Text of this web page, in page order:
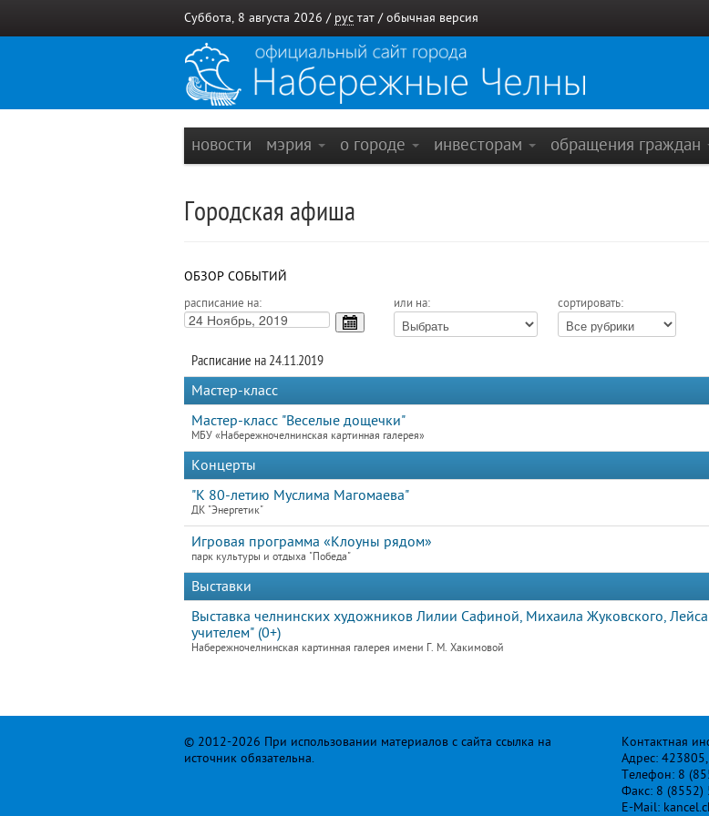
Суббота, 8 августа 2026 / рус тат / обычная версия
новости мэрия о городе инвесторам обращения граждан
Городская афиша
ОБЗОР СОБЫТИЙ
расписание на: или на: сортировать:
Расписание на 24.11.2019
Мастер-класс
Мастер-класс "Веселые дощечки"
МБУ «Набережночелнинская картинная галерея»
Концерты
"К 80-летию Муслима Магомаева"
ДК "Энергетик"
Игровая программа «Клоуны рядом»
парк культуры и отдыха "Победа"
Выставки
Выставка челнинских художников Лилии Сафиной, Михаила Жуковского,
учителем" (0+)
Набережночелнинская картинная галерея имени Г. М. Хакимовой
© 2012-2026 При использовании материалов с сайта ссылка на
источник обязательна.
Контактная
Адрес:
Телефон: 8
Факс: 8 (8552)
E-Mail: